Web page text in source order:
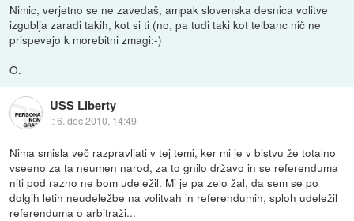
Nimic, verjetno se ne zavedaš, ampak slovenska desnica volitve
izgublja zaradi takih, kot si ti (no, pa tudi taki kot telbanc nič ne
prispevajo k morebitni zmagi:-)
O.
USS Liberty
::6. dec 2010, 14:49
Nima smisla več razpravljati v tej temi, ker mi je v bistvu že totalno
vseeno za ta neumen narod, za to gnilo državo in se referenduma
niti pod razno ne bom udeležil. Mi je pa zelo žal, da sem se po
dolgih letih neudeležbe na volitvah in referendumih, sploh udeležil
referenduma o arbitraži...